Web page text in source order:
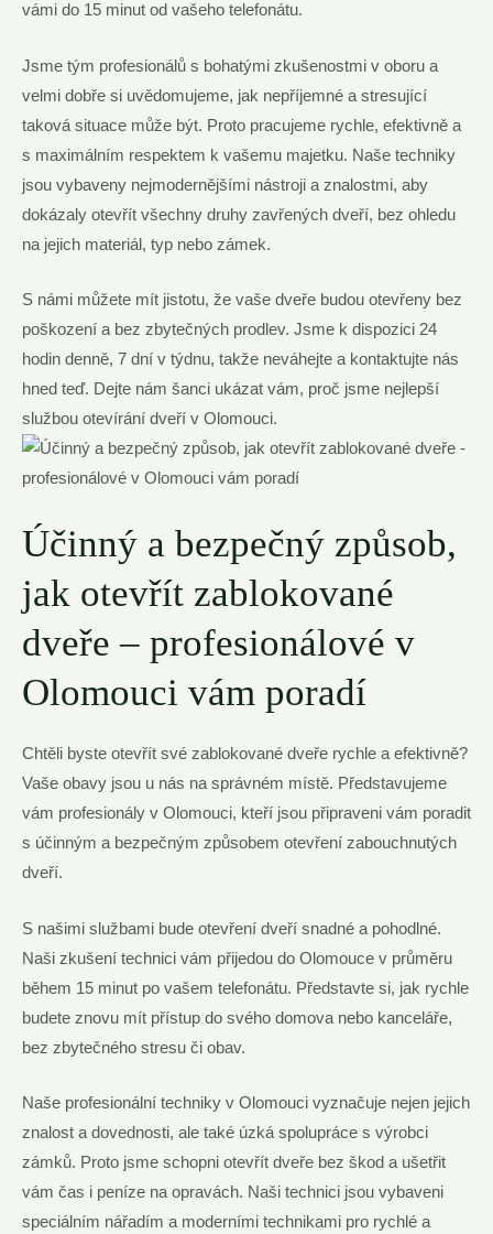
vámi do 15 minut od vašeho telefonátu.
Jsme tým profesionálů s bohatými zkušenostmi v oboru a
velmi dobře si uvědomujeme, jak nepříjemné a stresující
taková situace může být. Proto pracujeme rychle, efektivně a
s maximálním respektem k vašemu majetku. Naše techniky
jsou vybaveny nejmodernějšími nástroji a znalostmi, aby
dokázaly otevřít všechny druhy zavřených dveří, bez ohledu
na jejich materiál, typ nebo zámek.
S námi můžete mít jistotu, že vaše dveře budou otevřeny bez
poškození a bez zbytečných prodlev. Jsme k dispozici 24
hodin denně, 7 dní v týdnu, takže neváhejte a kontaktujte nás
hned teď. Dejte nám šanci ukázat vám, proč jsme nejlepší
službou otevírání dveří v Olomouci.
Účinný a bezpečný způsob,
jak otevřít zablokované
dveře – profesionálové v
Olomouci vám poradí
Chtěli byste otevřít své zablokované dveře rychle a efektivně?
Vaše obavy jsou u nás na správném místě. Představujeme
vám profesionály v Olomouci, kteří jsou připraveni vám poradit
s účinným a bezpečným způsobem otevření zabouchnutých
dveří.
S našimi službami bude otevření dveří snadné a pohodlné.
Naši zkušení technici vám přijedou do Olomouce v průměru
během 15 minut po vašem telefonátu. Představte si, jak rychle
budete znovu mít přístup do svého domova nebo kanceláře,
bez zbytečného stresu či obav.
Naše profesionální techniky v Olomouci vyznačuje nejen jejich
znalost a dovednosti, ale také úzká spolupráce s výrobci
zámků. Proto jsme schopni otevřít dveře bez škod a ušetřit
vám čas i peníze na opravách. Naši technici jsou vybaveni
speciálním nářadím a moderními technikami pro rychlé a